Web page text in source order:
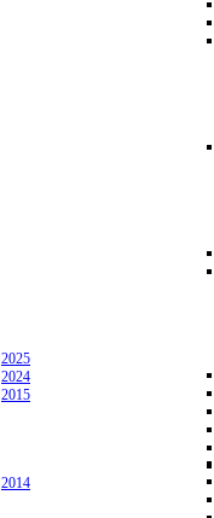
2025
2024
2015
2014